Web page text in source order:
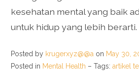
kesehatan mental yang baik
untuk hidup yang lebih berarti.
Posted by krugerxyz@@a on May 30,
Posted in Mental Health – Tags:artikel